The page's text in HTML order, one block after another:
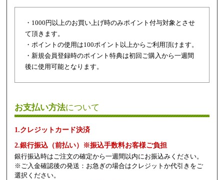
・1000円以上のお買い上げ時のみポイント付与対象とさせ
て頂きます。
・ポイントの使用は100ポイント以上からご利用頂けます。
・新規会員登録時のポイント特典は初回ご購入から一週間
後に使用可能となります。
お支払い方法について
1.クレジットカード決済
2.銀行振込（前払い）※振込手数料お客様ご負担
銀行振込時はご注文の確定から一週間以内にお振込みください。
※ご入金確認後の発送：お急ぎの場合はクレジットか代引きをご
選択ください。